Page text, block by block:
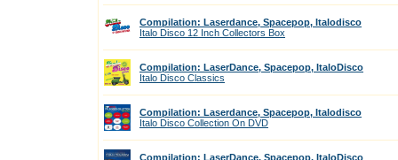
Compilation: Laserdance, Spacepop, Italodisco
Italo Disco 12 Inch Collectors Box
Compilation: LaserDance, Spacepop, ItaloDisco
Italo Disco Classics
Compilation: Laserdance, Spacepop, Italodisco
Italo Disco Collection On DVD
Compilation: LaserDance, Spacepop, ItaloDisco